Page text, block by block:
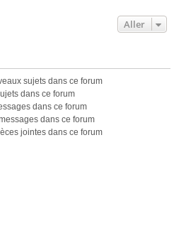
Aller
sujets dans ce forum
dans ce forum
dans ce forum
dans ce forum
jointes dans ce forum